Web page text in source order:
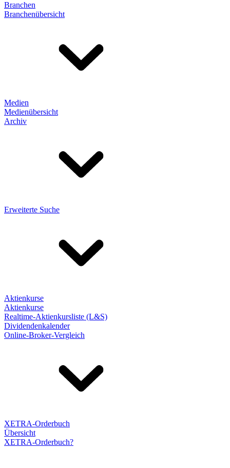
Branchen
Branchenübersicht
Medien
Medienübersicht
Archiv
Erweiterte Suche
Aktienkurse
Aktienkurse
Realtime-Aktienkursliste (L&S)
Dividendenkalender
Online-Broker-Vergleich
XETRA-Orderbuch
Übersicht
XETRA-Orderbuch?